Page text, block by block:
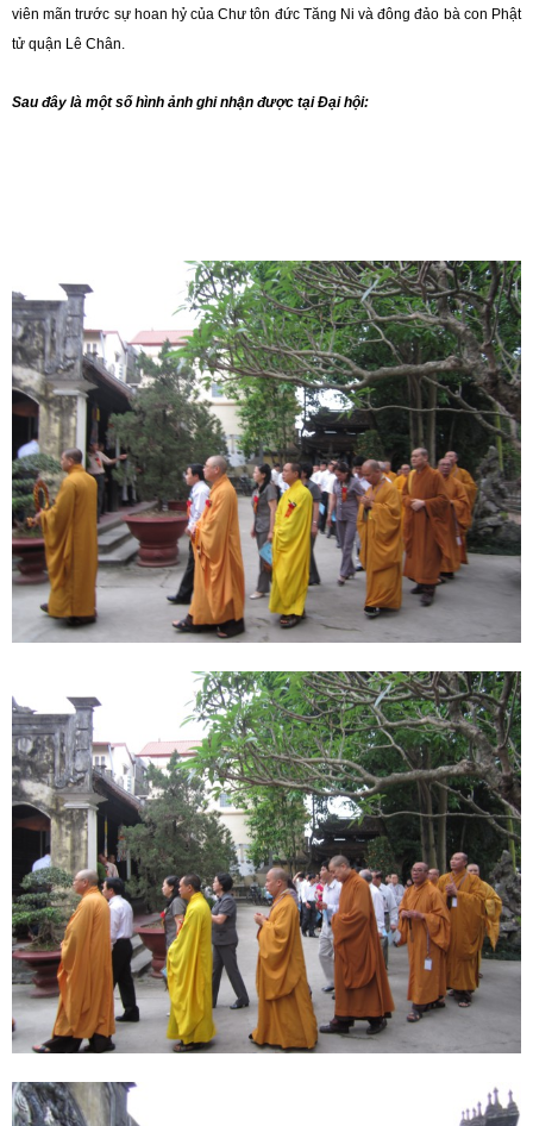
viên mãn trước sự hoan hỷ của Chư tôn đức Tăng Ni và đông đảo bà con Phật
tử quận Lê Chân.
Sau đây là một số hình ảnh ghi nhận được tại Đại hội: